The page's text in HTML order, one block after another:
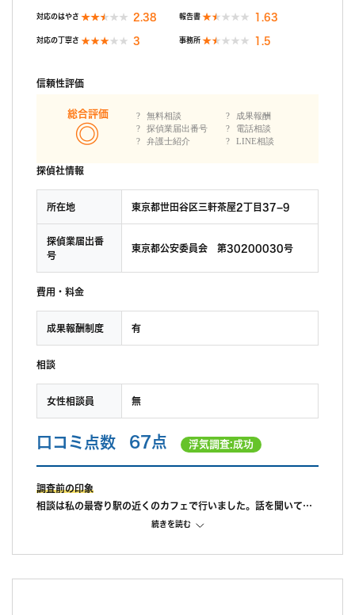
対応のはやさ 2.38 報告書 1.63
対応の丁寧さ 3 事務所 1.5
信頼性評価
総合評価
無料相談
探偵業届出番号
弁護士紹介
成果報酬
電話相談
LINE相談
探偵社情報
所在地 東京都世田谷区三軒茶屋2丁目37−9
探偵業届出番
号
東京都公安委員会 第30200030号
費用・料金
成果報酬制度 有
相談
女性相談員 無
口コミ点数 67点 浮気調査:成功
調査前の印象
相談は私の最寄り駅の近くのカフェで行いました。話を聞いてい
ただけましたが他の探偵の見積もとると言ったら早めに調査に入
です。
続きを読む